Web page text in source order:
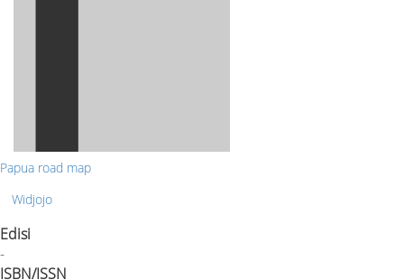
Papua road map
Widjojo
Edisi
-
ISBN/ISSN